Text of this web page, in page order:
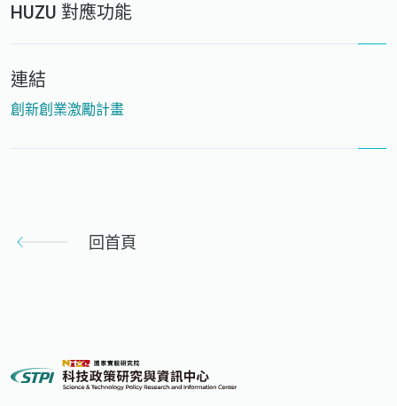
HUZU 對應功能
連結
創新創業激勵計畫
回首頁